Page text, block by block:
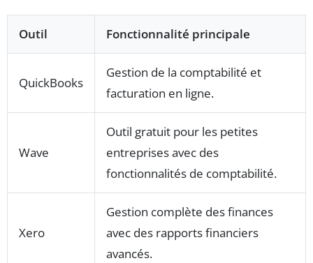
Outil Fonctionnalité principale
QuickBooks
Gestion de la comptabilité et
facturation en ligne.
Wave
Outil gratuit pour les petites
entreprises avec des
fonctionnalités de comptabilité.
Xero
Gestion complète des finances
avec des rapports financiers
avancés.